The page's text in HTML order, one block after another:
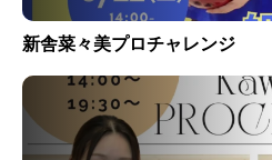
新舎菜々美プロチャレンジ